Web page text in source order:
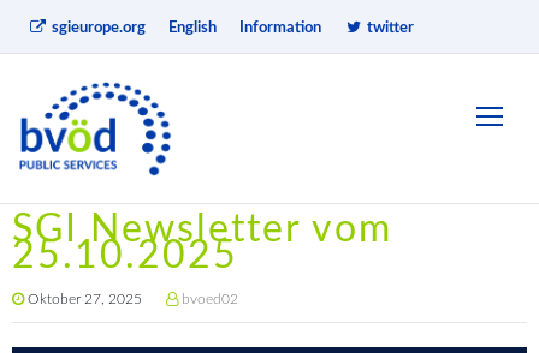
sgieurope.org English Information twitter
SGI Newsletter vom
25.10.2025
Oktober 27, 2025 bvoed02